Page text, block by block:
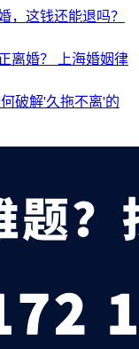
，这钱还能退吗？
离婚？
上海婚姻律
破解'久拖不离'的